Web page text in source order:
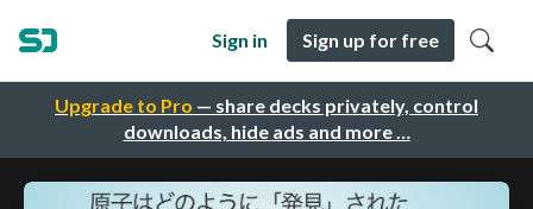
Upgrade to Pro — share decks privately, control
downloads, hide ads and more …
Sign in Sign up for free